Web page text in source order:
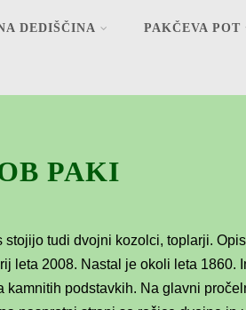
DEDIŠČINA PAKČEVA POT
PAKI
stojijo tudi dvojni kozolci, toplarji.
leta 2008. Nastal je okoli leta 1860.
kamnitih podstavkih. Na glavni